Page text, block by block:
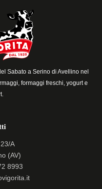
Sabato a Serino di Avellino nel
formaggi freschi, yogurt e
A
(AV)
8993